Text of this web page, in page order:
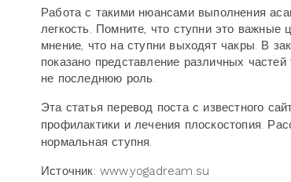
Работа с такими нюансами выполнения
легкость. Помните, что ступни это важные
мнение, что на ступни выходят чакры. В
показано представление различных
не последнюю роль.
Эта статья перевод поста с известного
профилактики и лечения плоскостопия.
нормальная ступня.
Источник: www.yogadream.su